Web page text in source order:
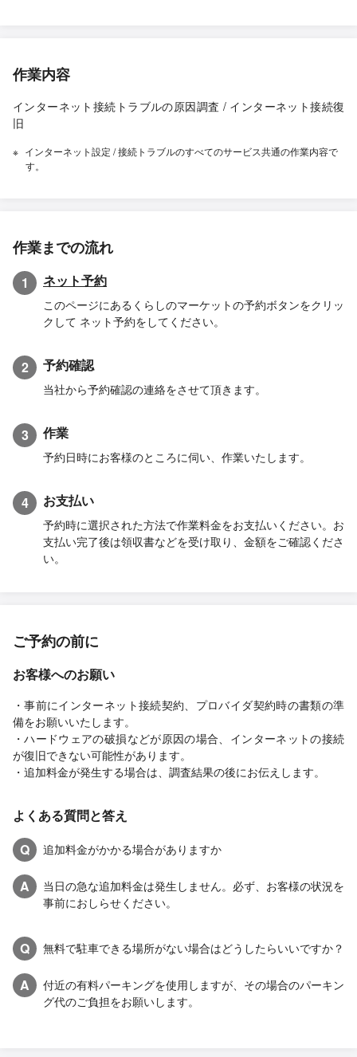
作業内容
インターネット接続トラブルの原因調査 / インターネット接続復
旧
インターネット設定 / 接続トラブルのすべてのサービス共通の作業内容で
す。
作業までの流れ
1 ネット予約
このページにあるくらしのマーケットの予約ボタンをクリッ
クして ネット予約をしてください。
2 予約確認
当社から予約確認の連絡をさせて頂きます。
3 作業
予約日時にお客様のところに伺い、作業いたします。
4 お支払い
予約時に選択された方法で作業料金をお支払いください。お
支払い完了後は領収書などを受け取り、金額をご確認くださ
い。
ご予約の前に
お客様へのお願い
・事前にインターネット接続契約、プロバイダ契約時の書類の準
備をお願いいたします。
・ハードウェアの破損などが原因の場合、インターネットの接続
が復旧できない可能性があります。
・追加料金が発生する場合は、調査結果の後にお伝えします。
よくある質問と答え
Q
追加料金がかかる場合がありますか
A
当日の急な追加料金は発生しません。必ず、お客様の状況を
事前におしらせください。
Q 無料で駐車できる場所がない場合はどうしたらいいですか？
A
付近の有料パーキングを使用しますが、その場合のパーキン
グ代のご負担をお願いします。